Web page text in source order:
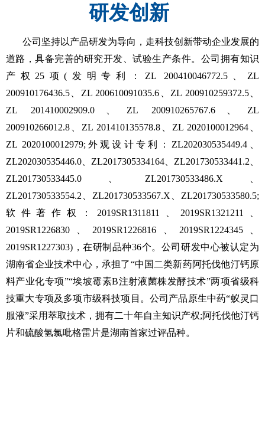
研发创新
公司坚持以产品研发为导向，走科技创新带动企业发展的
道路，具备完善的研究开发、试验生产条件。公司拥有知识
产权25项(发明专利：ZL 200410046772.5、ZL
200910176436.5、ZL 200610091035.6、ZL 200910259372.5、
ZL 201410002909.0、ZL 200910265767.6、ZL
200910266012.8、ZL 201410135578.8、ZL 2020100012964、
ZL 2020100012979;外观设计专利：ZL202030535449.4、
ZL202030535446.0、ZL2017305334164、ZL201730533441.2、
ZL201730533445.0、ZL201730533486.X、
ZL201730533554.2、ZL201730533567.X、ZL201730533580.5;
软件著作权：2019SR1311811、2019SR1321211、
2019SR1226830、2019SR1226816、2019SR1224345、
2019SR1227303)，在研制品种36个。公司研发中心被认定为
湖南省企业技术中心，承担了“中国二类新药阿托伐他汀钙原
料产业化专项”“埃坡霉素B注射液菌株发酵技术”两项省级科
技重大专项及多项市级科技项目。公司产品原生中药“蚁灵口
服液”采用萃取技术，拥有二十年自主知识产权;阿托伐他汀钙
片和硫酸氢氯吡格雷片是湖南首家过评品种。